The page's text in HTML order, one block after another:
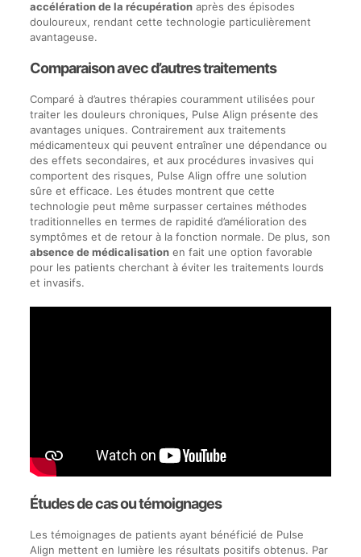
accélération de la récupérationaprès des épisodes
douloureux, rendant cette technologie particulièrement
avantageuse.
Comparaison avec d’autres traitements
Comparé à d’autres thérapies couramment utilisées pour
traiter les douleurs chroniques, Pulse Align présente des
avantages uniques. Contrairement aux traitements
médicamenteux qui peuvent entraîner une dépendance ou
des effets secondaires, et aux procédures invasives qui
comportent des risques, Pulse Align offre une solution
sûre et efficace. Les études montrent que cette
technologie peut même surpasser certaines méthodes
traditionnelles en termes de rapidité d’amélioration des
symptômes et de retour à la fonction normale. De plus, son
absence de médicalisationen fait une option favorable
pour les patients cherchant à éviter les traitements lourds
et invasifs.
Études de cas ou témoignages
Les témoignages de patients ayant bénéficié de Pulse
Align mettent en lumière les résultats positifs obtenus. Par